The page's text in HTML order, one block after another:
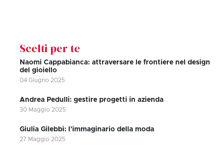
Scelti per te
Naomi Cappabianca: attraversare le frontiere nel design
del gioiello
04 Giugno 2025
Andrea Pedulli: gestire progetti in azienda
30 Maggio 2025
Giulia Gilebbi: l’immaginario della moda
27 Maggio 2025